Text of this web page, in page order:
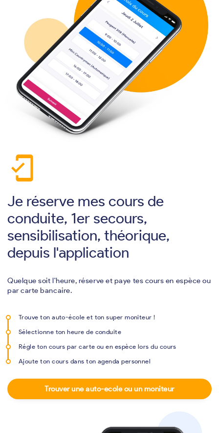
mobile_friendly
Je réserve mes cours de
conduite, 1er secours,
sensibilisation, théorique,
depuis l'application
Quelque soit l'heure, réserve et paye tes cours en espèce ou
par carte bancaire.
Trouve ton auto-école et ton super moniteur !
Sélectionne ton heure de conduite
Régle ton cours par carte ou en espèce lors du cours
Ajoute ton cours dans ton agenda personnel
Trouver une auto-ecole ou un moniteur